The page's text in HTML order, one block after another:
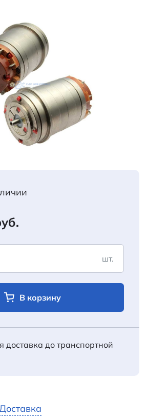
шт.
В корзину
доставка до транспортной